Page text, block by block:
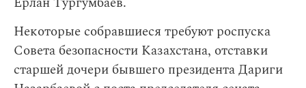
Некоторые собравшиеся требуют роспуска
Совета безопасности Казахстана, отставки
старшей дочери бывшего президента Дариги